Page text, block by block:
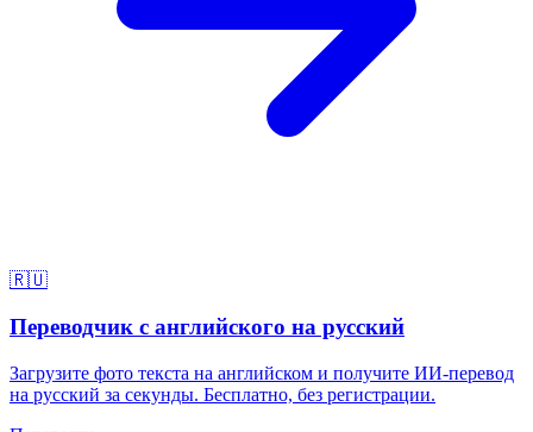
🇷🇺
Переводчик с английского на русский
Загрузите фото текста на английском и получите ИИ-перевод
на русский за секунды. Бесплатно, без регистрации.